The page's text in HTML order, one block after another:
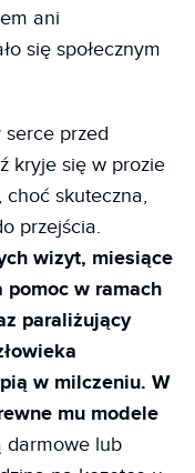
ani
się społecznym
przed
kryje się w prozie
choć skuteczna,
przejścia.
wizyt, miesiące
pomoc w ramach
paraliżujący
w milczeniu. W
mu modele
darmowe lub